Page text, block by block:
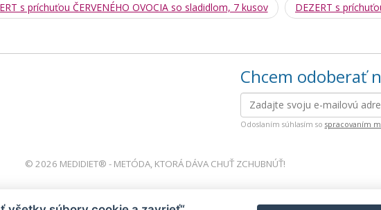
s príchuťou ČERVENÉHO OVOCIA so sladidlom, 7 kusov DEZERT s
Chcem odoberať
Odoslaním súhlasím so spracovaním
© 2026 MEDIDIET® - METÓDA, KTORÁ DÁVA CHUŤ ZCHUBNÚŤ!